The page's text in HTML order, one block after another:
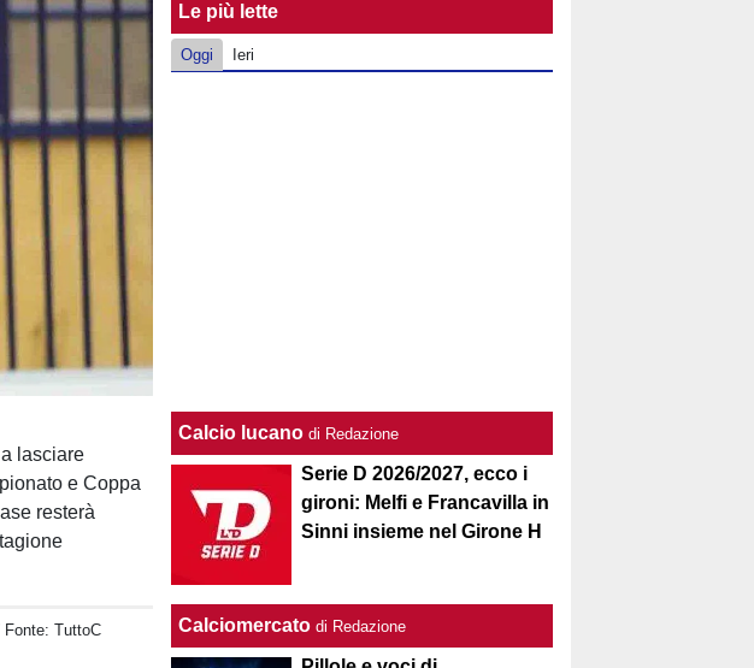
lasciare
e Coppa
resterà
Fonte: TuttoC
Le più lette
Oggi Ieri
Calcio lucanodi Redazione
Serie D 2026/2027, ecco i
gironi: Melfi e Francavilla in
Sinni insieme nel Girone H
Calciomercato di Redazione